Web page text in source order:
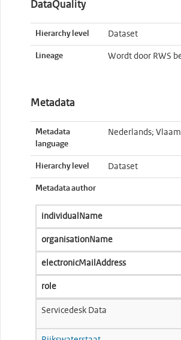
DataQuality
Hierarchy level Dataset
Lineage Wordt door RWS
Metadata
Metadata
language
Nederlands;
Hierarchy level Dataset
Metadata author
individualName
organisationName
electronicMailAddress
role
Servicedesk Data